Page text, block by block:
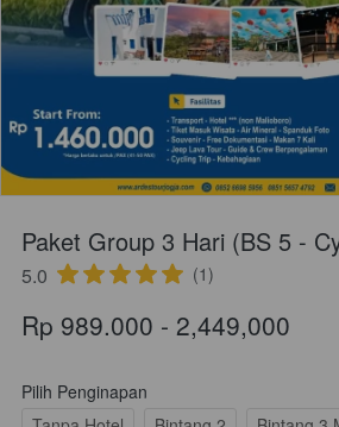
Paket Group 3 Hari (BS 5 -
5.0 (1)
Rp 989.000 - 2,449,000
Pilih Penginapan